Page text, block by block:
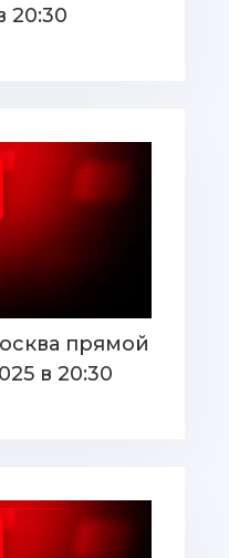
20:30
прямой
в 20:30